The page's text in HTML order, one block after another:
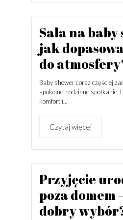
Sala na baby
jak
do
Baby shower coraz częściej
spokojne, rodzinne spotkanie.
komfort i...
Czytaj więcej
Przyjęcie
poza domem
dobry